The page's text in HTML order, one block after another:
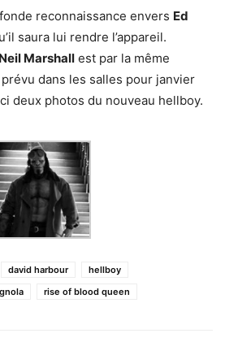
reconnaissance envers Ed
saura lui rendre l’appareil.
Neil Marshall est par la même
dans les salles pour janvier
deux photos du nouveau hellboy.
david harbour
hellboy
rise of blood queen